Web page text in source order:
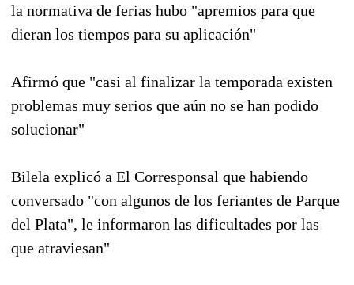
la normativa de ferias hubo "apremios para que
dieran los tiempos para su aplicación"
Afirmó que "casi al finalizar la temporada existen
problemas muy serios que aún no se han podido
solucionar"
Bilela explicó a El Corresponsal que habiendo
conversado "con algunos de los feriantes de Parque
del Plata", le informaron las dificultades por las
que atraviesan"